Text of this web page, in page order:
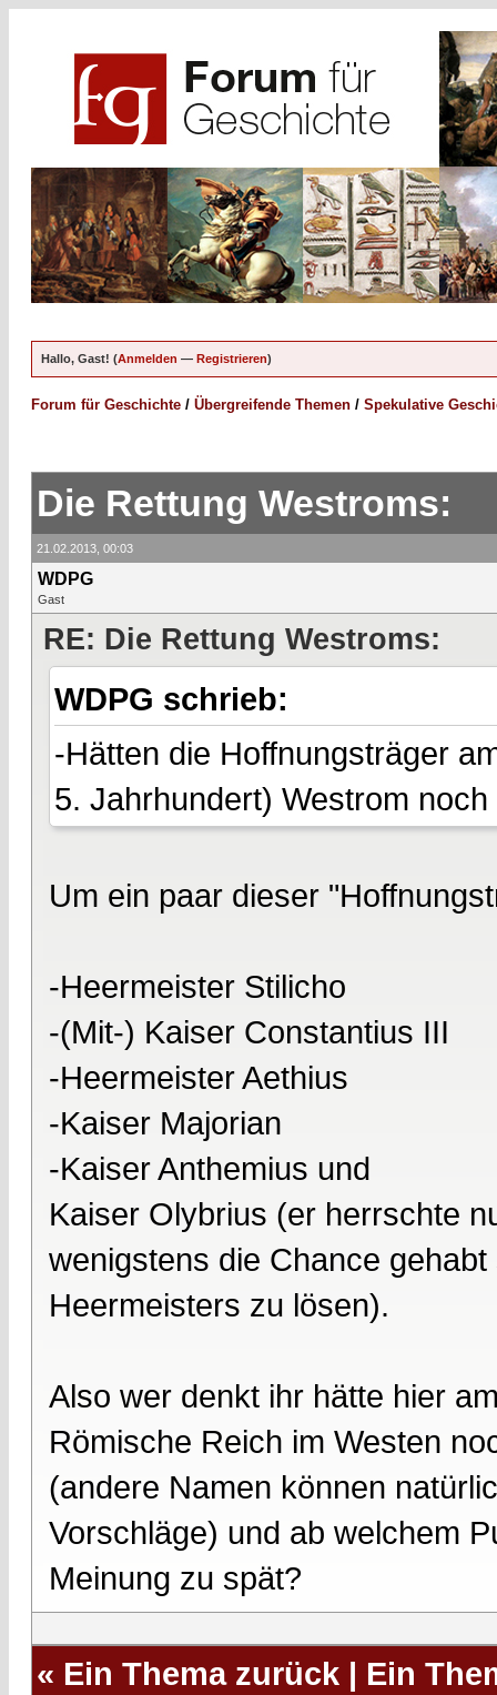
Hallo, Gast! (Anmelden — Registrieren)
Forum für Geschichte / Übergreifende Themen / Spekulative
Die Rettung Westroms:
21.02.2013, 00:03
WDPG
Gast
RE: Die Rettung Westroms:
WDPG schrieb:
-Hätten die Hoffnungsträger
5. Jahrhundert) Westrom
Um ein paar dieser
-Heermeister Stilicho
-(Mit-) Kaiser Constantius III
-Heermeister Aethius
-Kaiser Majorian
-Kaiser Anthemius und
Kaiser Olybrius (er herrschte
wenigstens die Chance
Heermeisters zu lösen).
Also wer denkt ihr hätte hier
Römische Reich im Westen
(andere Namen können
Vorschläge) und ab welchem
Meinung zu spät?
« Ein Thema zurück | Ein